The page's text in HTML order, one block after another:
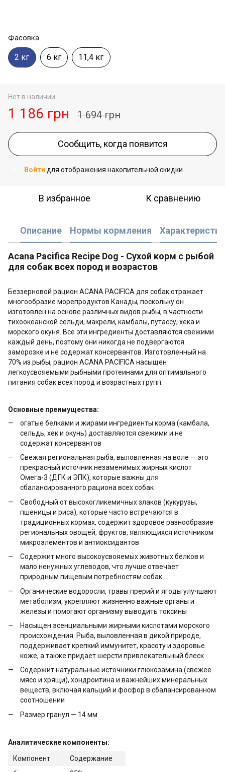
Фасовка
2 кг 6 кг 11,4 кг
Нет в наличии
1 186 грн 1 694 грн
Сообщить, когда появится
Войти для отображения накопительной скидки
В избранное К сравнению
Описание Нормы кормления
Acana Pacifica Recipe Dog - Сухой корм с рыбой
для собак всех пород и возрастов
Беззерновой рацион ACANA PACIFICA для собак отражает
многообразие морепродуктов Канады, поскольку он
изготовлен на основе различных видов рыбы, в частности
тихоокеанской сельди, макрели, камбалы, путассу, хека и
морского окуня. Все эти ингредиенты доставляются свежими
каждый день, поэтому они никогда не подвергаются
заморозке и не содержат консервантов. Изготовленный на
70% из рыбы, рацион ACANA PACIFICA насыщен
легкоусвояемыми рыбными протеинами для оптимального
питания собак всех пород и возрастных групп.
Основные преимущества:
огатые белками и жирами ингредиенты корма (камбала,
сельдь, хек и окунь) доставляются свежими и не
содержат консервантов
Свежая региональная рыба, выловленная на воле — это
прекрасный источник незаменимых жирных кислот
Омега-3 (ДГК и ЭПК), которые важны для
сбалансированного рациона всех собак
Свободный от высокогликемичных злаков (кукурузы,
пшеницы и риса), которые часто встречаются в
традиционных кормах, содержит здоровое разнообразие
региональных овощей, фруктов, являющихся источником
микроэлементов и антиоксидантов
Содержит много высокоусвояемых животных белков и
мало ненужных углеводов, что лучше отвечает
природным пищевым потребностям собак
Органические водоросли, травы прерий и ягоды улучшают
метаболизм, укрепляют жизненно важные органы и
железы и помогают организму выводить токсины
Насыщен эсенциальными жирными кислотами морского
происхождения. Рыба, выловленная в дикой природе,
поддерживает крепкий иммунитет, красоту и здоровье
коже, а также придает шерсти привлекательный блеск
Содержит натуральные источники глюкозамина (свежее
мясо и хрящи), хондроитина и важнейших минеральных
веществ, включая кальций и фосфор в сбалансированном
соотношении
Размер гранул — 14 мм
Аналитические компоненты:
Компонент
Содержание